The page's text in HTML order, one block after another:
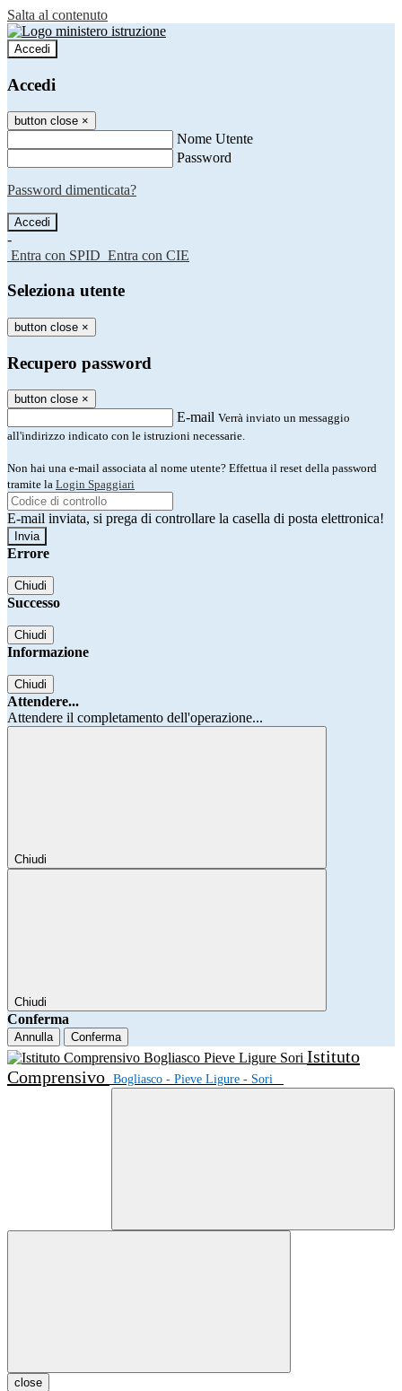
Salta al contenuto
Accedi
Accedi
button close ×
Nome Utente
Password
Password dimenticata?
-
Entra con SPID Entra con CIE
Seleziona utente
button close ×
Recupero password
button close ×
E-mail Verrà inviato un messaggio
all'indirizzo indicato con le istruzioni necessarie.
Non hai una e-mail associata al nome utente? Effettua il reset della password
tramite la Login Spaggiari
E-mail inviata, si prega di controllare la casella di posta elettronica!
Errore
Chiudi
Successo
Chiudi
Informazione
Chiudi
Attendere...
Attendere il completamento dell'operazione...
Chiudi
Chiudi
Conferma
Annulla Conferma
Istituto
Comprensivo Bogliasco - Pieve Ligure - Sori
close